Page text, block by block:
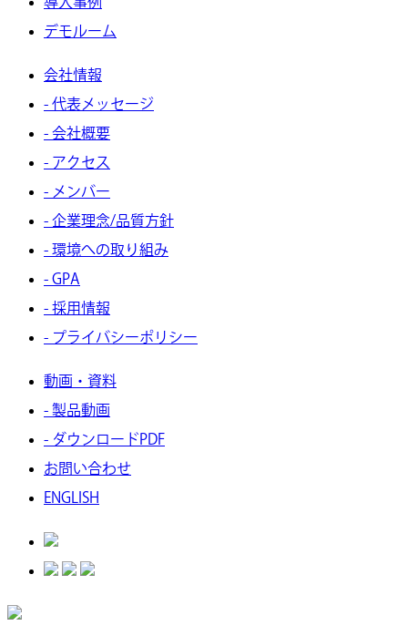
デモルーム
会社情報
- 代表メッセージ
- 会社概要
- アクセス
- メンバー
- 企業理念/品質方針
- 環境への取り組み
- GPA
- 採用情報
- プライバシーポリシー
動画・資料
- 製品動画
- ダウンロードPDF
お問い合わせ
ENGLISH